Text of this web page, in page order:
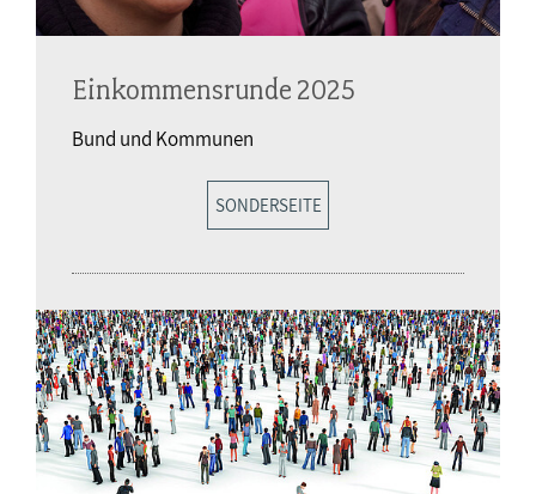
Einkommensrunde 2025
Bund und Kommunen
SONDERSEITE